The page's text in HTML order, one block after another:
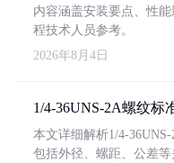
内容涵盖安装要点、性
程技术人员参考。
2026年8月4日
1/4-36UNS-2A螺纹标
本文详细解析1/4-
包括外径、螺距、公差